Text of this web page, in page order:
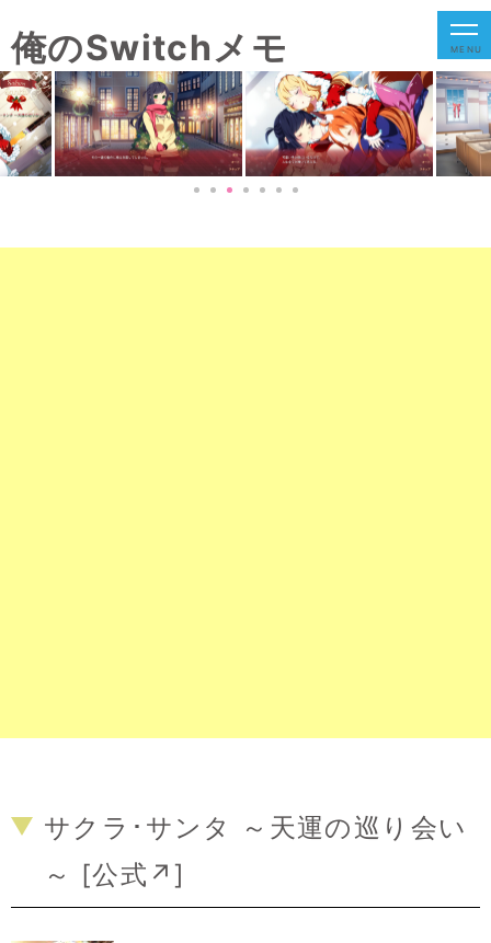
俺のSwitchメモ MENU
サクラ･サンタ ～天運の巡り会い
～ [公式↗]